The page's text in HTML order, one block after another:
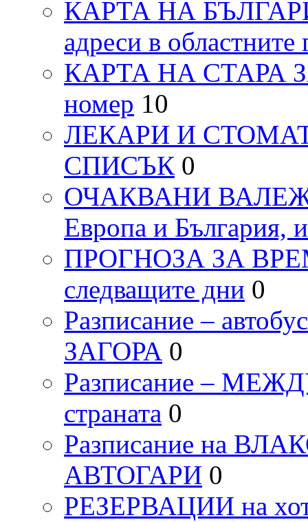
КАРТА НА
адреси в областните
КАРТА НА СТАРА
номер 10
ЛЕКАРИ И
СПИСЪК 0
ОЧАКВАНИ ВАЛЕЖИ
Европа и България,
ПРОГНОЗА ЗА
следващите дни 0
Разписание –
ЗАГОРА 0
Разписание –
страната 0
Разписание на
АВТОГАРИ 0
РЕЗЕРВАЦИИ на